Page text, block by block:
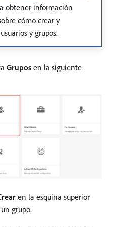
obtener información
cómo crear y
y grupos.
Grupos en la siguiente
en la esquina superior
grupo.